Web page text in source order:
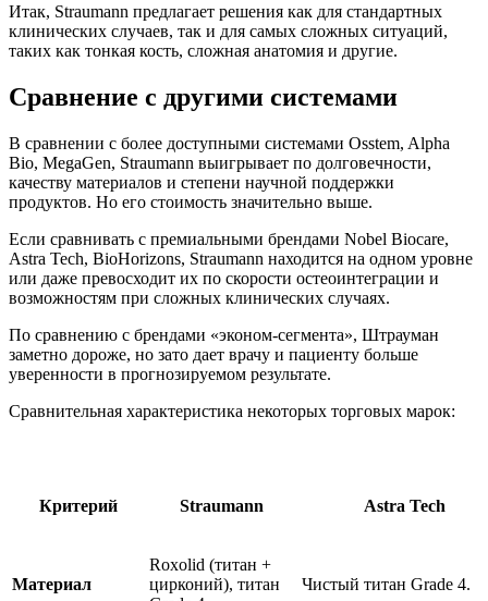
Итак, Straumann предлагает решения как для стандартных
клинических случаев, так и для самых сложных ситуаций,
таких как тонкая кость, сложная анатомия и другие.
Сравнение с другими системами
В сравнении с более доступными системами Osstem, Alpha
Bio, MegaGen, Straumann выигрывает по долговечности,
качеству материалов и степени научной поддержки
продуктов. Но его стоимость значительно выше.
Если сравнивать с премиальными брендами Nobel Biocare,
Astra Tech, BioHorizons, Straumann находится на одном уровне
или даже превосходит их по скорости остеоинтеграции и
возможностям при сложных клинических случаях.
По сравнению с брендами «эконом-сегмента», Штрауман
заметно дороже, но зато дает врачу и пациенту больше
уверенности в прогнозируемом результате.
Сравнительная характеристика некоторых торговых марок:
Критерий Straumann Astra Tech
Материал
Roxolid (титан +
цирконий), титан
Чистый титан Grade 4.